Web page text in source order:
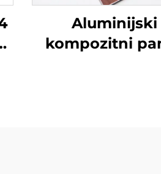
Aluminijski
kompozitni